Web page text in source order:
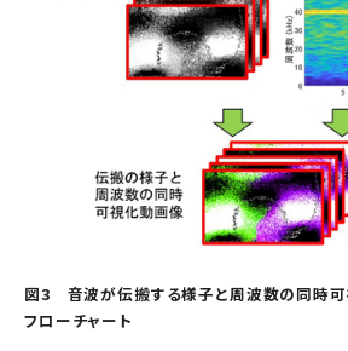
図3 音波が伝搬する様子と周波数の同時
フローチャート